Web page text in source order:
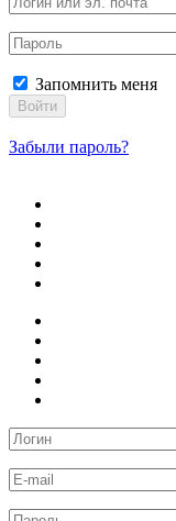
Запомнить меня
Войти
Забыли пароль?